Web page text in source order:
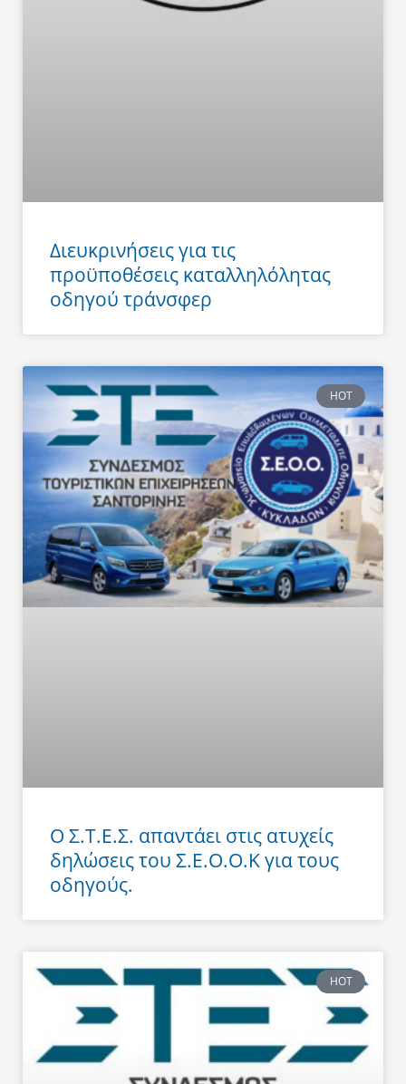
Διευκρινήσεις για τις
προϋποθέσεις καταλληλόλητας
οδηγού τράνσφερ
HOT
Ο Σ.Τ.Ε.Σ. απαντάει στις ατυχείς
δηλώσεις του Σ.Ε.Ο.Ο.Κ για τους
οδηγούς.
HOT